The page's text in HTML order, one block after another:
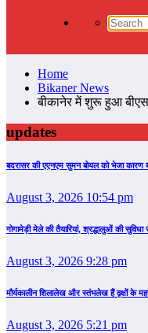
Home
Bikaner News
बीकानेर में शुरू हुआ
updates
बदरासर की एएनएम सुमन बोयल को भेजा कारण
August 3, 2026 10:54 pm
गोगामेड़ी मेले की तैयारियां, श्रद्धालुओं की सुविधा
August 3, 2026 9:28 pm
मौर्यकालीन शिलालेख और स्तंभलेख हैं वृक्षों के
August 3, 2026 5:21 pm